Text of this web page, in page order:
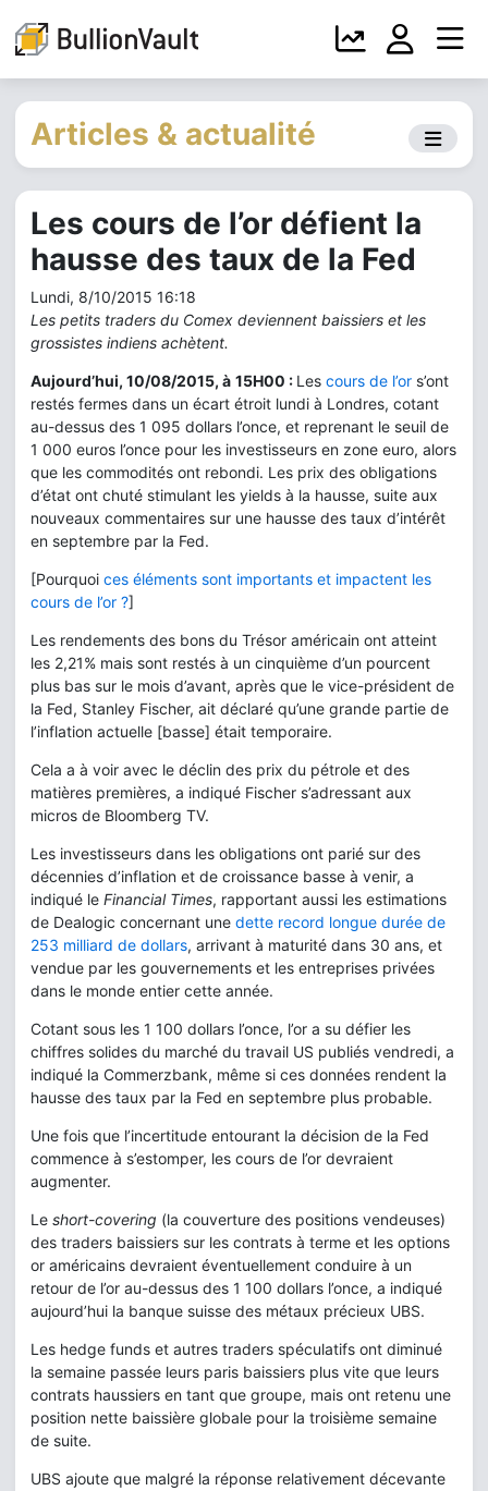
Articles & actualité
Les cours de l’or défient la
hausse des taux de la Fed
Lundi, 8/10/2015 16:18
Les petits traders du Comex deviennent baissiers et les
grossistes indiens achètent.
Aujourd’hui, 10/08/2015, à 15H00 : Les cours de l’or s’ont
restés fermes dans un écart étroit lundi à Londres, cotant
au-dessus des 1 095 dollars l’once, et reprenant le seuil de
1 000 euros l’once pour les investisseurs en zone euro, alors
que les commodités ont rebondi. Les prix des obligations
d’état ont chuté stimulant les yields à la hausse, suite aux
nouveaux commentaires sur une hausse des taux d’intérêt
en septembre par la Fed.
[Pourquoi ces éléments sont importants et impactent les
cours de l’or ?]
Les rendements des bons du Trésor américain ont atteint
les 2,21% mais sont restés à un cinquième d’un pourcent
plus bas sur le mois d’avant, après que le vice-président de
la Fed, Stanley Fischer, ait déclaré qu’une grande partie de
l’inflation actuelle [basse] était temporaire.
Cela a à voir avec le déclin des prix du pétrole et des
matières premières, a indiqué Fischer s’adressant aux
micros de Bloomberg TV.
Les investisseurs dans les obligations ont parié sur des
décennies d’inflation et de croissance basse à venir, a
indiqué le Financial Times, rapportant aussi les estimations
de Dealogic concernant une dette record longue durée de
253 milliard de dollars, arrivant à maturité dans 30 ans, et
vendue par les gouvernements et les entreprises privées
dans le monde entier cette année.
Cotant sous les 1 100 dollars l’once, l’or a su défier les
chiffres solides du marché du travail US publiés vendredi, a
indiqué la Commerzbank, même si ces données rendent la
hausse des taux par la Fed en septembre plus probable.
Une fois que l’incertitude entourant la décision de la Fed
commence à s’estomper, les cours de l’or devraient
augmenter.
Le short-covering (la couverture des positions vendeuses)
des traders baissiers sur les contrats à terme et les options
or américains devraient éventuellement conduire à un
retour de l’or au-dessus des 1 100 dollars l’once, a indiqué
aujourd’hui la banque suisse des métaux précieux UBS.
Les hedge funds et autres traders spéculatifs ont diminué
la semaine passée leurs paris baissiers plus vite que leurs
contrats haussiers en tant que groupe, mais ont retenu une
position nette baissière globale pour la troisième semaine
de suite.
UBS ajoute que malgré la réponse relativement décevante